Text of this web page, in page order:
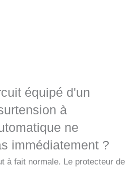
équipé d'un
à
ne
immédiatement ?
à fait normale. Le protecteur de